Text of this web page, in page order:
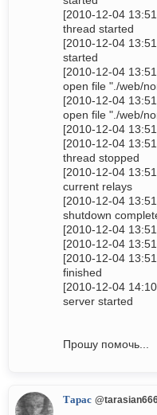
[2010-12-04
thread started
[2010-12-04
started
[2010-12-04
open file "./web/
[2010-12-04
open file "./web/
[2010-12-04
[2010-12-04
thread stopped
[2010-12-04
current relays
[2010-12-04
shutdown
[2010-12-04
[2010-12-04
[2010-12-04
finished
[2010-12-04
server started
Прошу помочь...
Тарас